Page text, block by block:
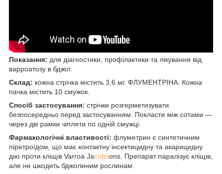
Показання: для діагностики, профілактики та лікування від
варроатозу в бджіл.
Склад: кожна стрічка містить 3,6 мг. ФЛУМЕНТРІНА. Кожна
пачка містить 10 смужок.
Спосіб застосування: стрічки розгерметизувати
безпосередньо перед застосуванням. Покласти між сотами —
через дві рамки чіпляти по одній смужці.
Фармакологічні властивості: флуметрин є синтетичним
піретроїдом, що має контактну інсектицидну та акарицидну
дію проти кліщів Varroa Jacobsons. Препарат паралізує кліщів,
але не шкодить бджолиним рослинам.